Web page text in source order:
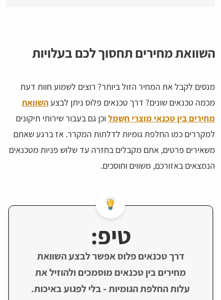
השוואת מחירים תחסוך לכם בעלויות
מנסים לקבל את המחיר הזול ביותר? רוצים לשמוע חוות דעת
מכמה טכנאים שונים? דרך טכנאים פלוס ניתן לבצעהשוואת
מחירים בין טכנאי מוצרי חשמל וכן גם בעבור שירותי תיקונים
למקררים כמו החלפת גומיות לדלתות המקרר. אז ברגע שאתם
משאירים פרטים, אתם מקבלים בחזרה עד שלוש פניות מטכנאים
הנמצאים באזורכם, משווים וחוסכים.
טיפ:
דרך טכנאים פלוס אפשר לבצע השוואת
מחירים בין טכנאים מוסמכים ולהוזיל את
עלות החלפת הגומיות - בלי לפגוע באיכות.